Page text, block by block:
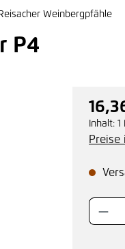
Weinbergpfähle
P4
Inhalt: 1
Preise